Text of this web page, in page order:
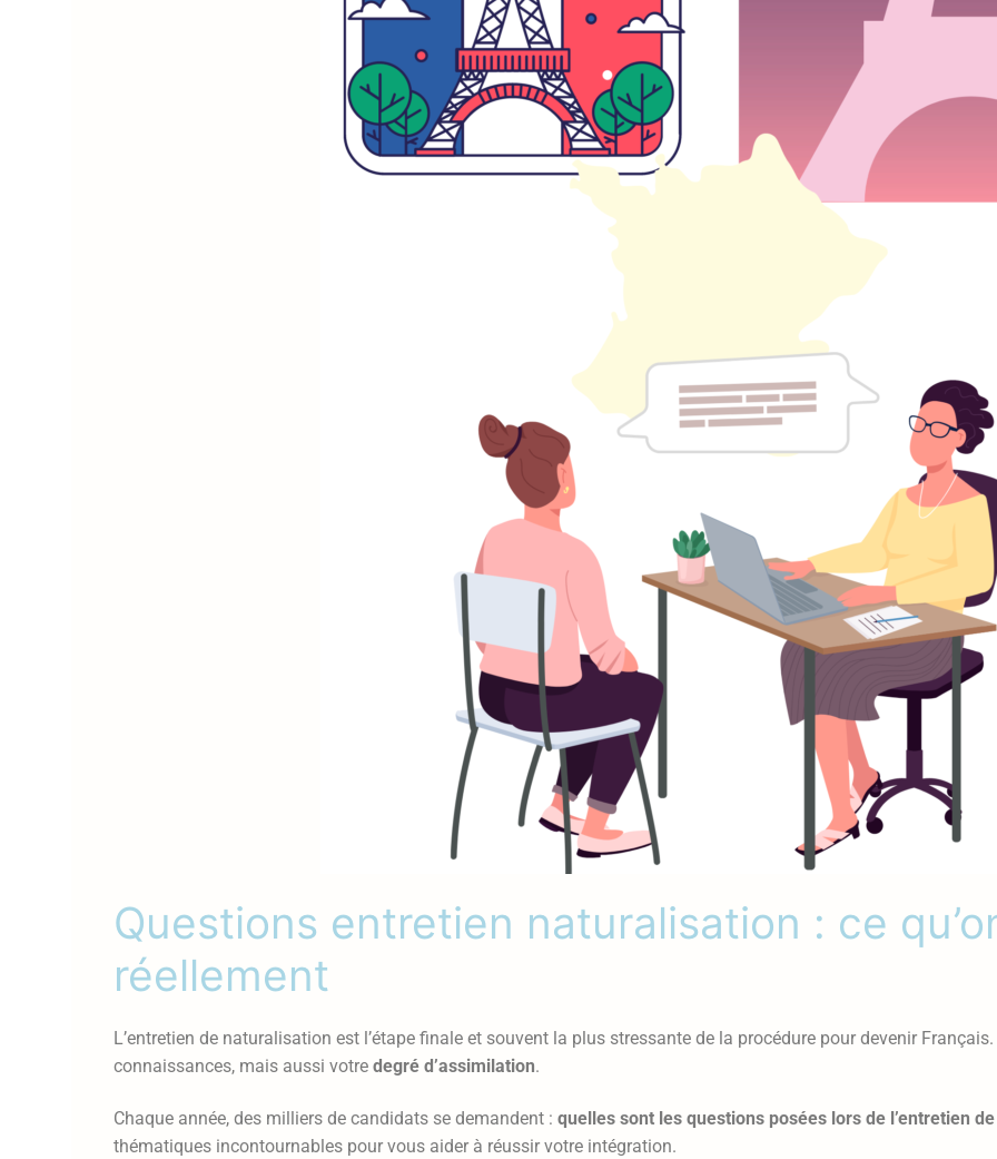
Questions entretien naturalisation : ce
réellement
L’entretien de naturalisation est l’étape finale et souvent la plus stressante de la procédure pour devenir
connaissances, mais aussi votre degré d’assimilation.
Chaque année, des milliers de candidats se demandent : quelles sont les questions posées lors de l’entretien
thématiques incontournables pour vous aider à réussir votre intégration.